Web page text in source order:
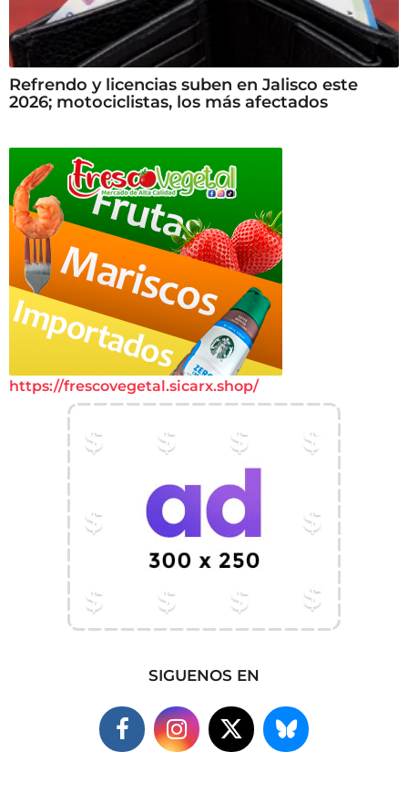
Refrendo y licencias suben en Jalisco este
2026; motociclistas, los más afectados
https://frescovegetal.sicarx.shop/
SIGUENOS EN